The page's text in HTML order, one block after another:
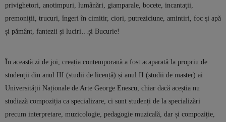
privighetori, anotimpuri, lumânări, giamparale, bocete, incantații,
premoniții, trucuri, îngeri în cimitir, ciori, putreziciune, amintiri, foc și apă
și pământ, fantezii și luciri…și Bucurie!
În această zi de joi, creația contemporană a fost acaparată la propriu de
studenții din anul III (studii de licență) și anul II (studii de master) ai
Universității Naționale de Arte George Enescu, chiar dacă aceștia nu
studiază compoziția ca specializare, ci sunt studenți de la specializări
precum interpretare, muzicologie, pedagogie muzicală, dar și compoziție,